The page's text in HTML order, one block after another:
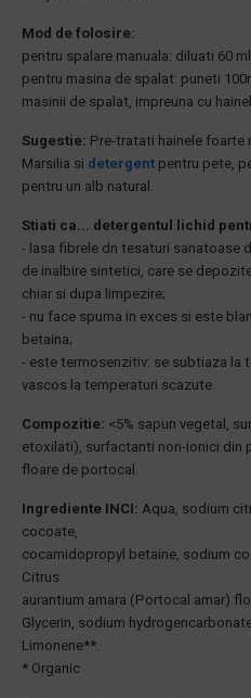
Mod de folosire:
pentru spalare manuala: diluati 60
pentru masina de spalat: puneti
masinii de spalat, impreuna cu
Sugestie: Pre-tratati hainele foarte
Marsilia si detergent pentru pete,
pentru un alb natural.
Stiati ca... detergentul lichid
- lasa fibrele dn tesaturi sanatoase
de inalbire sintetici, care se
chiar si dupa limpezire;
- nu face spuma in exces si este
betaina;
- este termosenzitiv: se subtiaza la
vascos la temperaturi scazute.
Compozitie: <5% sapun vegetal,
etoxilati), surfactanti non-ionici din
floare de portocal.
Ingrediente INCI: Aqua, sodium
cocoate,
cocamidopropyl betaine, sodium
Citrus
aurantium amara (Portocal amar)
Glycerin, sodium
Limonene**.
* Organic